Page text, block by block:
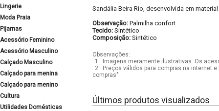
Lingerie
Moda Praia
Pijamas
Acessório Feminino
Acessório Masculino
Calçado Masculino
Calçado para menina
Calçado para menino
Cultura
Utilidades Domésticas
Sandália Beira Rio, desenvolvida em
Observação: Palmilha confort
Tecido: Sintético
Composição: Sintético
Observações:
1.
Imagens meramente ilustrativas. Os
2.
Preços válidos para compras na internet
compras".
Últimos produtos visualizados